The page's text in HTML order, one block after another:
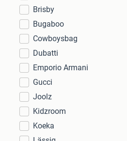
Brisby
Bugaboo
Cowboysbag
Dubatti
Emporio Armani
Gucci
Joolz
Kidzroom
Koeka